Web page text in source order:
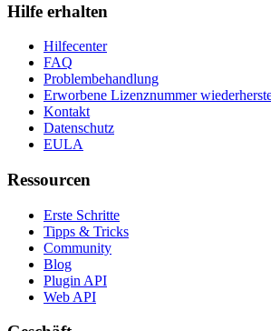
Hilfe erhalten
Hilfecenter
FAQ
Problembehandlung
Erworbene Lizenznummer
Kontakt
Datenschutz
EULA
Ressourcen
Erste Schritte
Tipps & Tricks
Community
Blog
Plugin API
Web API